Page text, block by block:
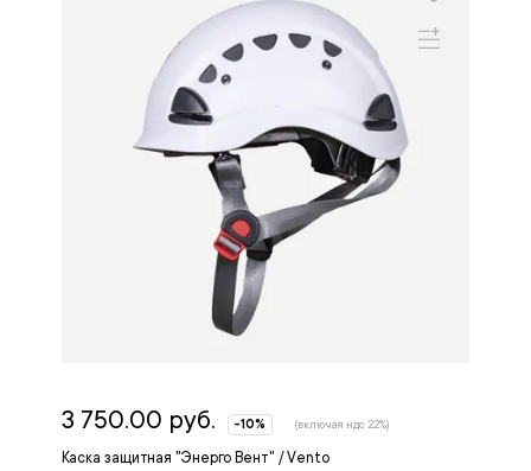
Каска защитная "Энерго Вент" / Vento
3 750.00 руб. -10% (включая ндс 22%)